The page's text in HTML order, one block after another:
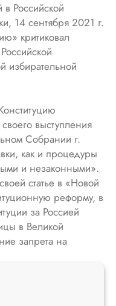
Российской
14 сентября 2021 г.
критиковал
избирательной
выступления
Собрании г.
как и процедуры
и незаконными».
статье в «Новой
реформу, в
за Россией
в Великой
запрета на